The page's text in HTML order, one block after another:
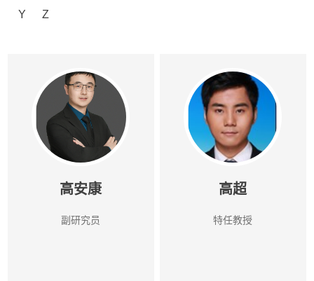
Y Z
高安康
副研究员
高超
特任教授